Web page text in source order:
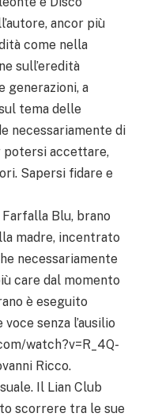
ancor più
come nella
sull’eredità
generazioni, a
tema delle
necessariamente di
potersi accettare,
Sapersi fidare e
Blu, brano
madre, incentrato
necessariamente
care dal momento
è eseguito
senza l’ausilio
watch?v=R_4Q-
Ricco.
Il Lian Club
scorrere tra le sue